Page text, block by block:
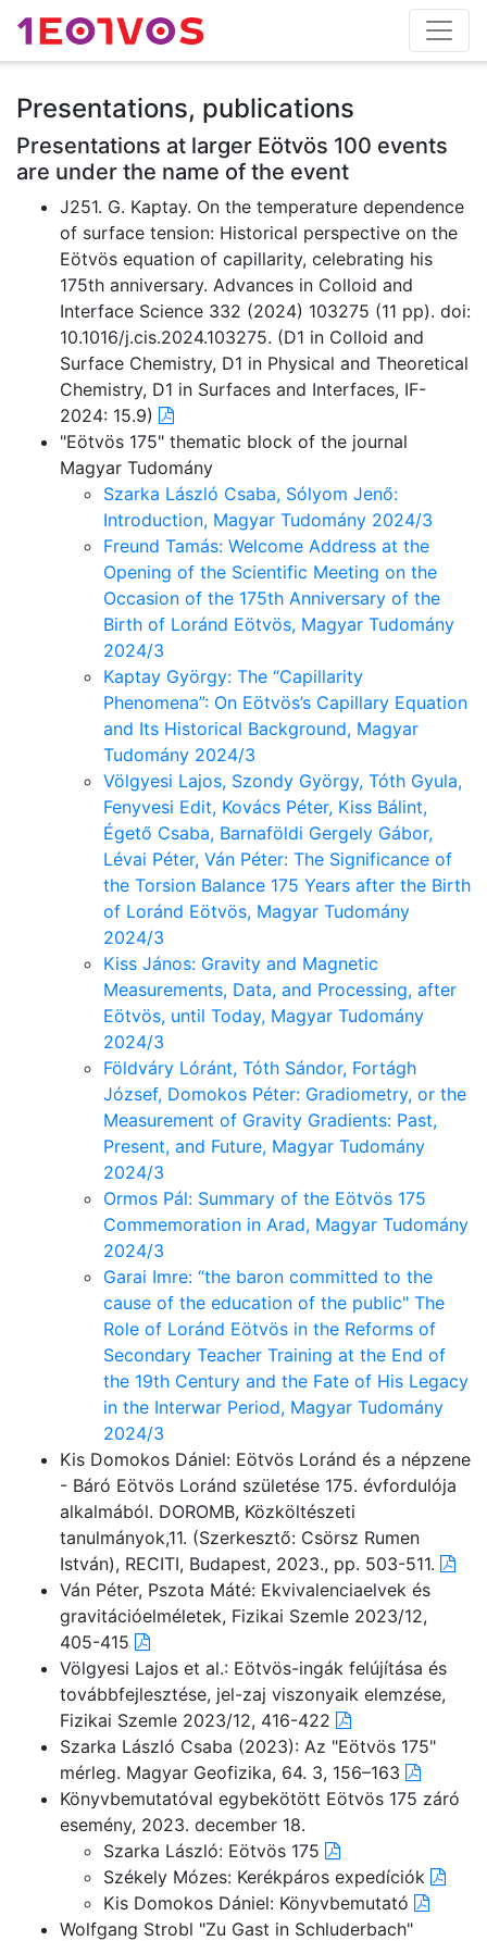
Presentations, publications
Presentations at larger Eötvös 100 events
are under the name of the event
J251. G. Kaptay. On the temperature dependence
of surface tension: Historical perspective on the
Eötvös equation of capillarity, celebrating his
175th anniversary. Advances in Colloid and
Interface Science 332 (2024) 103275 (11 pp). doi:
10.1016/j.cis.2024.103275. (D1 in Colloid and
Surface Chemistry, D1 in Physical and Theoretical
Chemistry, D1 in Surfaces and Interfaces, IF-
2024: 15.9)
"Eötvös 175" thematic block of the journal
Magyar Tudomány
Szarka László Csaba, Sólyom Jenő:
Introduction, Magyar Tudomány 2024/3
Freund Tamás: Welcome Address at the
Opening of the Scientific Meeting on the
Occasion of the 175th Anniversary of the
Birth of Loránd Eötvös, Magyar Tudomány
2024/3
Kaptay György: The “Capillarity
Phenomena”: On Eötvös’s Capillary Equation
and Its Historical Background, Magyar
Tudomány 2024/3
Völgyesi Lajos, Szondy György, Tóth Gyula,
Fenyvesi Edit, Kovács Péter, Kiss Bálint,
Égető Csaba, Barnaföldi Gergely Gábor,
Lévai Péter, Ván Péter: The Significance of
the Torsion Balance 175 Years after the Birth
of Loránd Eötvös, Magyar Tudomány
2024/3
Kiss János: Gravity and Magnetic
Measurements, Data, and Processing, after
Eötvös, until Today, Magyar Tudomány
2024/3
Földváry Lóránt, Tóth Sándor, Fortágh
József, Domokos Péter: Gradiometry, or the
Measurement of Gravity Gradients: Past,
Present, and Future, Magyar Tudomány
2024/3
Ormos Pál: Summary of the Eötvös 175
Commemoration in Arad, Magyar Tudomány
2024/3
Garai Imre: “the baron committed to the
cause of the education of the public" The
Role of Loránd Eötvös in the Reforms of
Secondary Teacher Training at the End of
the 19th Century and the Fate of His Legacy
in the Interwar Period, Magyar Tudomány
2024/3
Kis Domokos Dániel: Eötvös Loránd és a népzene
- Báró Eötvös Loránd születése 175. évfordulója
alkalmából. DOROMB, Közköltészeti
tanulmányok,11. (Szerkesztő: Csörsz Rumen
István), RECITI, Budapest, 2023., pp. 503-511.
Ván Péter, Pszota Máté: Ekvivalenciaelvek és
gravitációelméletek, Fizikai Szemle 2023/12,
405-415
Völgyesi Lajos et al.: Eötvös-ingák felújítása és
továbbfejlesztése, jel-zaj viszonyaik elemzése,
Fizikai Szemle 2023/12, 416-422
Szarka László Csaba (2023): Az "Eötvös 175"
mérleg. Magyar Geofizika, 64. 3, 156–163
Könyvbemutatóval egybekötött Eötvös 175 záró
esemény, 2023. december 18.
Szarka László: Eötvös 175
Székely Mózes: Kerékpáros expedíciók
Kis Domokos Dániel: Könyvbemutató
Wolfgang Strobl "Zu Gast in Schluderbach"